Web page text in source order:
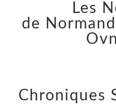
Les
de
Chroniques